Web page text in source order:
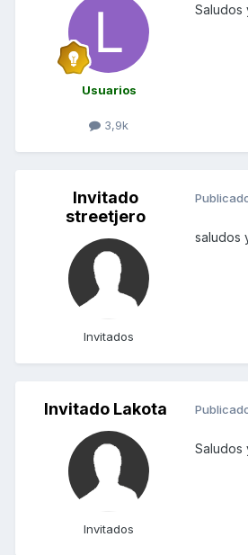
Usuarios
3,9k
Saludos
Invitado
streetjero
Invitados
saludos
Invitado Lakota
Invitados
Saludos